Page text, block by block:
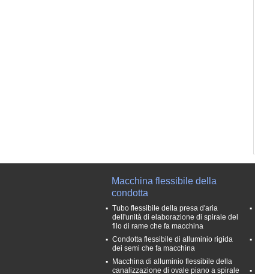
Macchina flessibile della
condotta
Tubo flessibile della presa d'aria
dell'unità di elaborazione di spirale del
filo di rame che fa macchina
Condotta flessibile di alluminio rigida
dei semi che fa macchina
Macchina di alluminio flessibile della
canalizzazione di ovale piano a spirale